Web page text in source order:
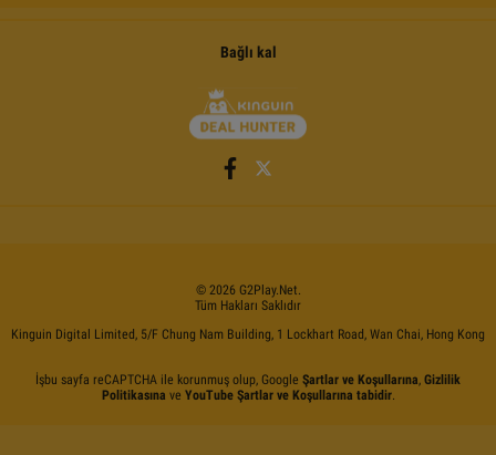
Bağlı kal
© 2026 G2Play.net.
Tüm Hakları Saklıdır
Kinguin Digital Limited, 5/F Chung Nam Building, 1 Lockhart Road, Wan Chai, Hong Kong
İşbu sayfa reCAPTCHA ile korunmuş olup, Google Şartlar ve Koşullarına, Gizlilik
Politikasına ve YouTube Şartlar ve Koşullarına tabidir.